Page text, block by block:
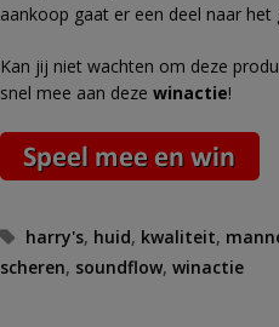
aankoop gaat er een deel naar het
Kan jij niet wachten om deze
snel mee aan deze winactie!
Tags
harry's, huid, kwaliteit,
scheren, soundflow, winactie